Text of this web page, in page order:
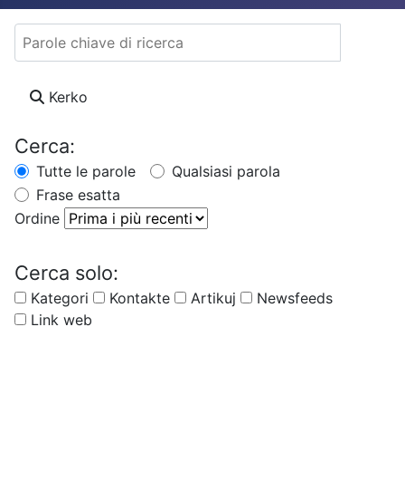
Parole chiave di ricerca
Kerko
Cerca:
Tutte le parole
Qualsiasi parola
Frase esatta
Ordine
Cerca solo:
Kategori Kontakte Artikuj
Newsfeeds
Link web